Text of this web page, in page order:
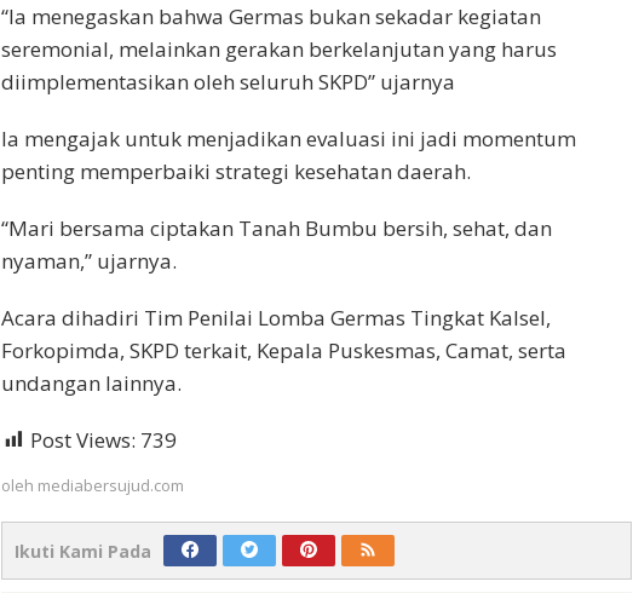
“Ia menegaskan bahwa Germas bukan sekadar kegiatan
seremonial, melainkan gerakan berkelanjutan yang harus
diimplementasikan oleh seluruh SKPD” ujarnya
Ia mengajak untuk menjadikan evaluasi ini jadi momentum
penting memperbaiki strategi kesehatan daerah.
“Mari bersama ciptakan Tanah Bumbu bersih, sehat, dan
nyaman,” ujarnya.
Acara dihadiri Tim Penilai Lomba Germas Tingkat Kalsel,
Forkopimda, SKPD terkait, Kepala Puskesmas, Camat, serta
undangan lainnya.
Post Views: 739
oleh mediabersujud.com
Ikuti Kami Pada